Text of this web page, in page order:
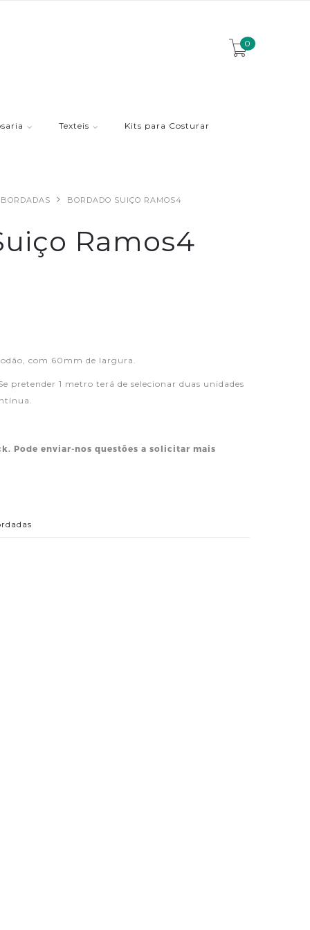
0
Texteis Kits para Costurar
BORDADO SUIÇO RAMOS4
Ramos4
com 60mm de largura.
pretender 1 metro terá de selecionar duas unidades
Pode enviar-nos questões a solicitar mais